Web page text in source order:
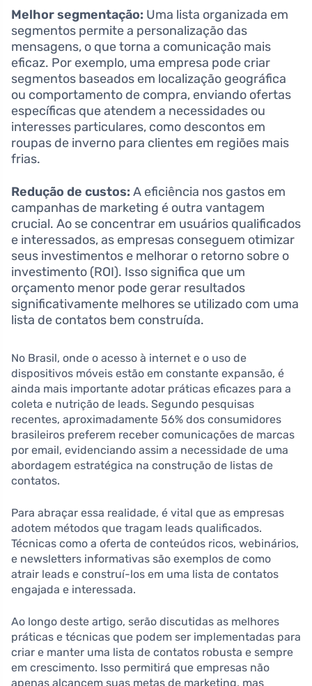
Melhor segmentação: Uma lista organizada em
segmentos permite a personalização das
mensagens, o que torna a comunicação mais
eficaz. Por exemplo, uma empresa pode criar
segmentos baseados em localização geográfica
ou comportamento de compra, enviando ofertas
específicas que atendem a necessidades ou
interesses particulares, como descontos em
roupas de inverno para clientes em regiões mais
frias.
Redução de custos: A eficiência nos gastos em
campanhas de marketing é outra vantagem
crucial. Ao se concentrar em usuários qualificados
e interessados, as empresas conseguem otimizar
seus investimentos e melhorar o retorno sobre o
investimento (ROI). Isso significa que um
orçamento menor pode gerar resultados
significativamente melhores se utilizado com uma
lista de contatos bem construída.
No Brasil, onde o acesso à internet e o uso de
dispositivos móveis estão em constante expansão, é
ainda mais importante adotar práticas eficazes para a
coleta e nutrição de leads. Segundo pesquisas
recentes, aproximadamente 56% dos consumidores
brasileiros preferem receber comunicações de marcas
por email, evidenciando assim a necessidade de uma
abordagem estratégica na construção de listas de
contatos.
Para abraçar essa realidade, é vital que as empresas
adotem métodos que tragam leads qualificados.
Técnicas como a oferta de conteúdos ricos, webinários,
e newsletters informativas são exemplos de como
atrair leads e construí-los em uma lista de contatos
engajada e interessada.
Ao longo deste artigo, serão discutidas as melhores
práticas e técnicas que podem ser implementadas para
criar e manter uma lista de contatos robusta e sempre
em crescimento. Isso permitirá que empresas não
apenas alcancem suas metas de marketing, mas